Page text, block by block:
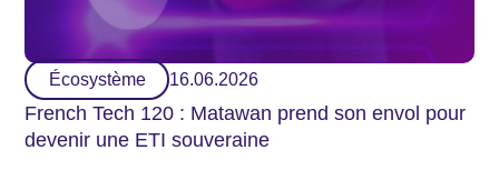
Écosystème 16.06.2026
French Tech 120 : Matawan prend son envol pour
devenir une ETI souveraine